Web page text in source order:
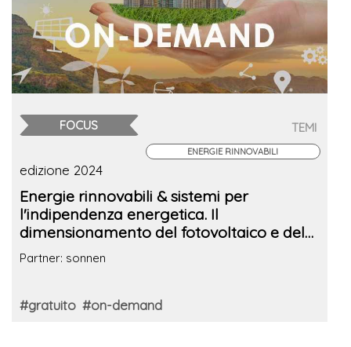
FOCUS TEMI
ENERGIE RINNOVABILI
edizione 2024
Energie rinnovabili & sistemi per
l'indipendenza energetica. Il
dimensionamento del fotovoltaico e del
sistema di accumulo: dal progetto ai
risultati
Partner: sonnen
#gratuito #on-demand